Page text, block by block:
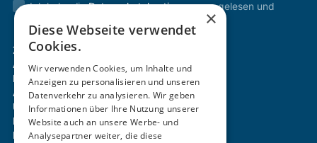
Ich habe dieDatenschutzbestimmungengelesen und
Zertifizierung & Verifikation
Akademie
Mitgliedschaft
Aktivitäten
Über uns
Login
Kontakt
×
Diese Webseite verwendet
Cookies.
Wir verwenden Cookies, um Inhalte und
Anzeigen zu personalisieren und unseren
Datenverkehr zu analysieren. Wir geben
Informationen über Ihre Nutzung unserer
Website auch an unsere Werbe- und
Analysepartner weiter, die diese